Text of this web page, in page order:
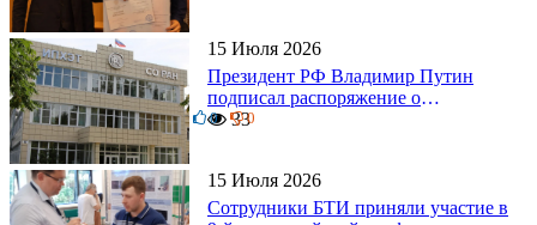
15 Июля 2026
Президент РФ Владимир Путин
подписал распоряжение о
поощрении граждан и трудовых
0 0
33
15 Июля 2026
Сотрудники БТИ приняли участие в